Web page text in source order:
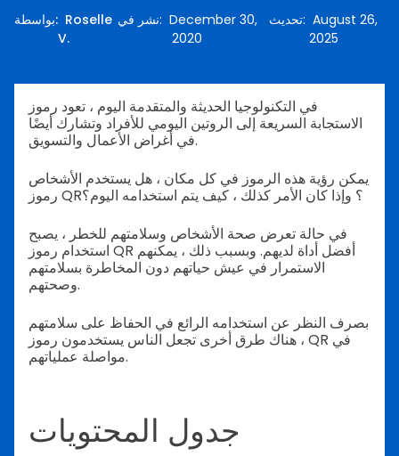
بواسطة: Roselle
V.
نشر في: December 30,
2020
تحديث:August 26,
2025
في التكنولوجيا الحديثة والمتقدمة اليوم ، تعود رموز
الاستجابة السريعة إلى الروتين اليومي للأفراد وتشارك أيضًا
في أغراض الأعمال والتسويق.
يمكن رؤية هذه الرموز في كل مكان ، هل يستخدم الأشخاص
رموز QR؟ وإذا كان الأمر كذلك ، كيف يتم استخدامه اليوم؟
في حالة تعرض صحة الأشخاص وسلامتهم للخطر ، يصبح
استخدام رموز QR أفضل أداة لديهم. وبسبب ذلك ، يمكنهم
الاستمرار في عيش حياتهم دون المخاطرة بسلامتهم
وصحتهم.
بصرف النظر عن استخدامه الرائع في الحفاظ على سلامتهم
، هناك طرق أخرى تجعل الناس يستخدمون رموز QR في
مواصلة عملياتهم.
جدول المحتويات